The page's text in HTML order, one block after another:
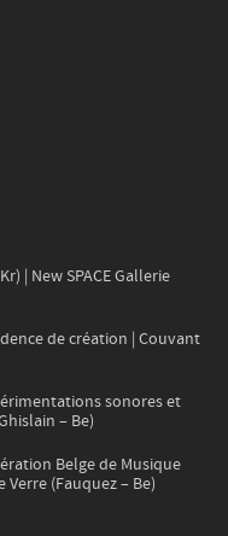
| New SPACE Gallerie
de création | Couvant
sonores et
– Be)
Belge de Musique
(Fauquez – Be)